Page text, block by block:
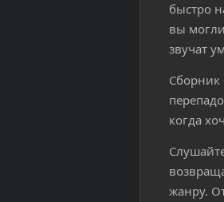
быстро
вы
звучат
Сборник
когда
жанру.